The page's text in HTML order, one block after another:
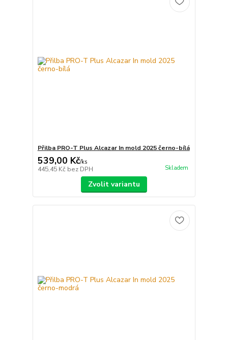
Přilba PRO-T Plus Alcazar In mold 2025 černo-bílá
539,00 Kč/ks
445,45 Kč bez DPH Skladem
Zvolit variantu